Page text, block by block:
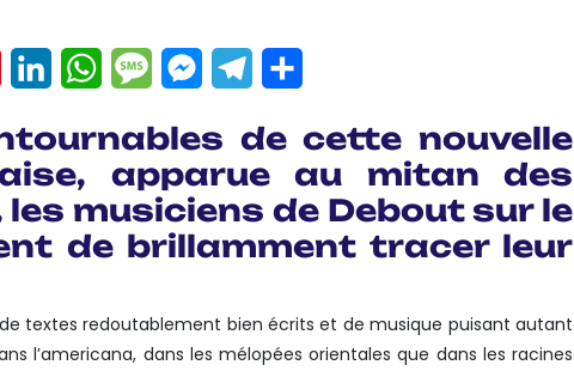
Pinterest
LinkedInWhatsApp
MessageMessenger
Telegram
de cette nouvelle
apparue au mitan des
les musiciens de Debout sur le
de brillamment tracer leur
textes redoutablement bien écrits et de musique puisant autant
l’americana, dans les mélopées orientales que dans les racines